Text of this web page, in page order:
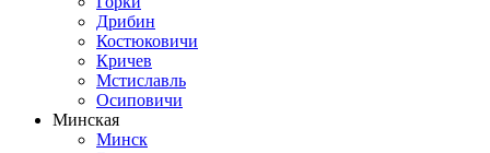
Дрибин
Костюковичи
Кричев
Мстиславль
Осиповичи
Минская
Минск